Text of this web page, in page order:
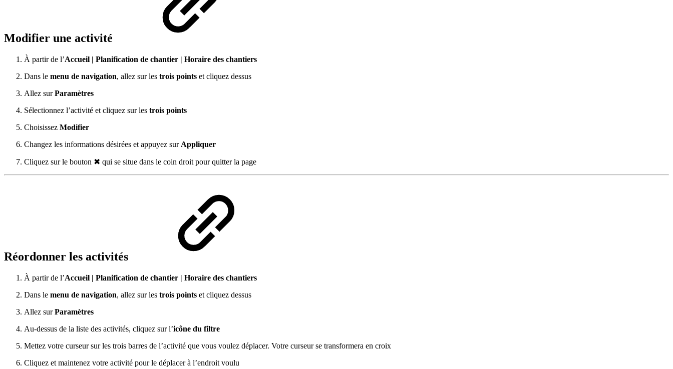
Modifier une activité
À partir de l’Accueil | Planification de chantier | Horaire des chantiers
Dans le menu de navigation, allez sur les trois points et cliquez dessus
Allez surParamètres
Sélectionnez l’activité et cliquez sur les trois points
Choisissez Modifier
Changez les informations désirées et appuyez sur Appliquer
Cliquez sur le bouton ✖ qui se situe dans le coin droit pour quitter la page
Réordonner les activités
À partir de l’Accueil | Planification de chantier | Horaire des chantiers
Dans le menu de navigation, allez sur les trois points et cliquez dessus
Allez surParamètres
Au-dessus de la liste des activités, cliquez sur l’icône du filtre
Mettez votre curseur sur les trois barres de l’activité que vous voulez déplacer. Votre curseur se transformera en croix
Cliquez et maintenez votre activité pour le déplacer à l’endroit voulu